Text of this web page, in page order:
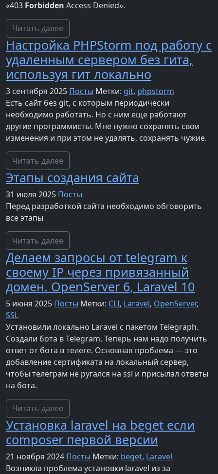
«403 Forbidden Access Denied».
Читать далее
Настройка PHPStorm под работу с
удаленным сервером без гита,
используя гит локально
3 сентября 2025 Посты Метки: git, phpstorm
Есть сайт без git, с которым периодически
необходимо работать. Но с ним еще работают
другие программисты. Мне нужно сохранять свои
изменения и при этом не удалять, сохранять чужие.
Читать далее
Этапы создания сайта
31 июля 2025 Посты
Перед разработкой сайта необходимо обговорить
все этапы
Читать далее
Делаем запросы от telegram к
своему IP через привязанный
домен. OpenServer 6, Laravel 10
5 июня 2025 Посты Метки: CLI, Laravel, OpenServer,
SSL
Установили локально Laravel с пакетом Telegraph.
Создали бота в Telegram. Теперь нам надо получить
ответ от бота в телеге. Основная проблема — это
добавление сертификата на локальный сервер,
чтобы телеграм не ругался на ssl и присылал ответы
на бота.
Читать далее
Установка laravel на beget если
composer первой версии
21 ноября 2024 Посты Метки: beget, Laravel
Возникла проблема установки laravel из за